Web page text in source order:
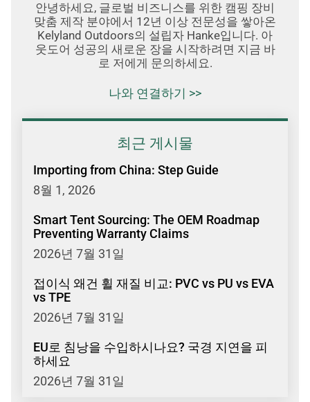
안녕하세요, 글로벌 비즈니스를 위한 캠핑 장비
맞춤 제작 분야에서 12년 이상 전문성을 쌓아온
Kelyland Outdoors의 설립자 Hanke입니다. 아
웃도어 성공의 새로운 장을 시작하려면 지금 바
로 저에게 문의하세요.
나와 연결하기 >>
최근 게시물
Importing from China: Step Guide
8월 1, 2026
Smart Tent Sourcing: The OEM Roadmap
Preventing Warranty Claims
2026년 7월 31일
접이식 왜건 휠 재질 비교: PVC vs PU vs EVA
vs TPE
2026년 7월 31일
EU로 침낭을 수입하시나요? 국경 지연을 피
하세요
2026년 7월 31일